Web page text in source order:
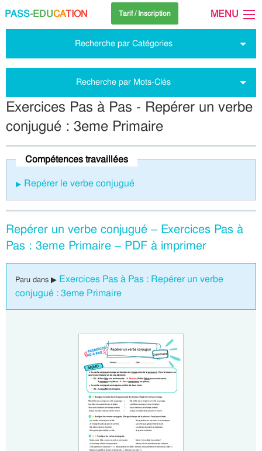
PASS-EDUCATION Tarif / Inscription MENU
Recherche par Catégories
Recherche par Mots-Clés
Exercices Pas à Pas - Repérer un verbe
conjugué : 3eme Primaire
Compétences travaillées
Repérer le verbe conjugué
Repérer un verbe conjugué – Exercices Pas à
Pas : 3eme Primaire – PDF à imprimer
Paru dans ▶ Exercices Pas à Pas : Repérer un verbe
conjugué : 3eme Primaire